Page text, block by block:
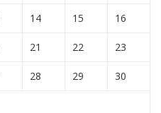
14 15 16
21 22 23
28 29 30